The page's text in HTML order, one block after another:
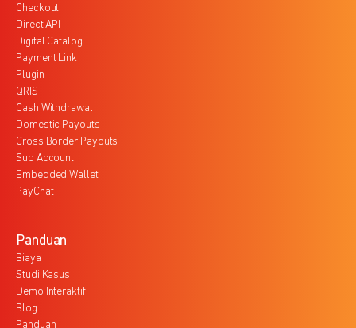
Checkout
Direct API
Digital Catalog
Payment Link
Plugin
QRIS
Cash Withdrawal
Domestic Payouts
Cross Border Payouts
Sub Account
Embedded Wallet
PayChat
Panduan
Biaya
Studi Kasus
Demo Interaktif
Blog
Panduan